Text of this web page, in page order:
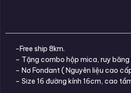
-Free ship 8km.
– Tặng combo hộp mica, ruy băng
– Nơ Fondant ( Nguyên liệu cao
– Size 16 đường kính 16cm, cao